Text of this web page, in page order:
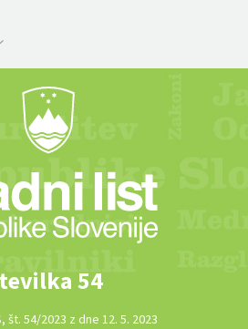
54
št. 54/2023 z dne 12. 5. 2023